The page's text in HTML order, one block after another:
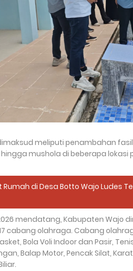
meliputi penambahan
mushola di beberapa lokasi
Rumah di Desa Botto Wajo Ludes
mendatang, Kabupaten Wajo
cabang olahraga. Cabang
Bola Voli Indoor dan Pasir,
Balap Motor, Pencak Silat,